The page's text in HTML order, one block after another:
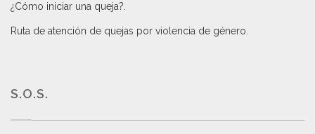
¿Cómo iniciar una queja?
Ruta de atención de quejas por violencia de género
S.O.S.